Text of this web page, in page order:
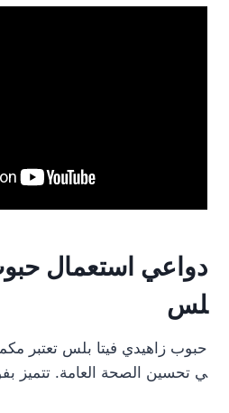
دواعي استعمال
لس
حبوب زاهيدي فيتا بلس تعتبر
ي تحسين الصحة العامة. تتميز